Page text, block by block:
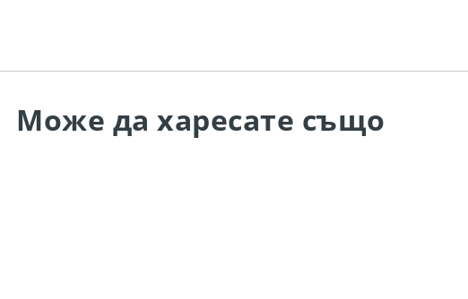
Може да харесате също